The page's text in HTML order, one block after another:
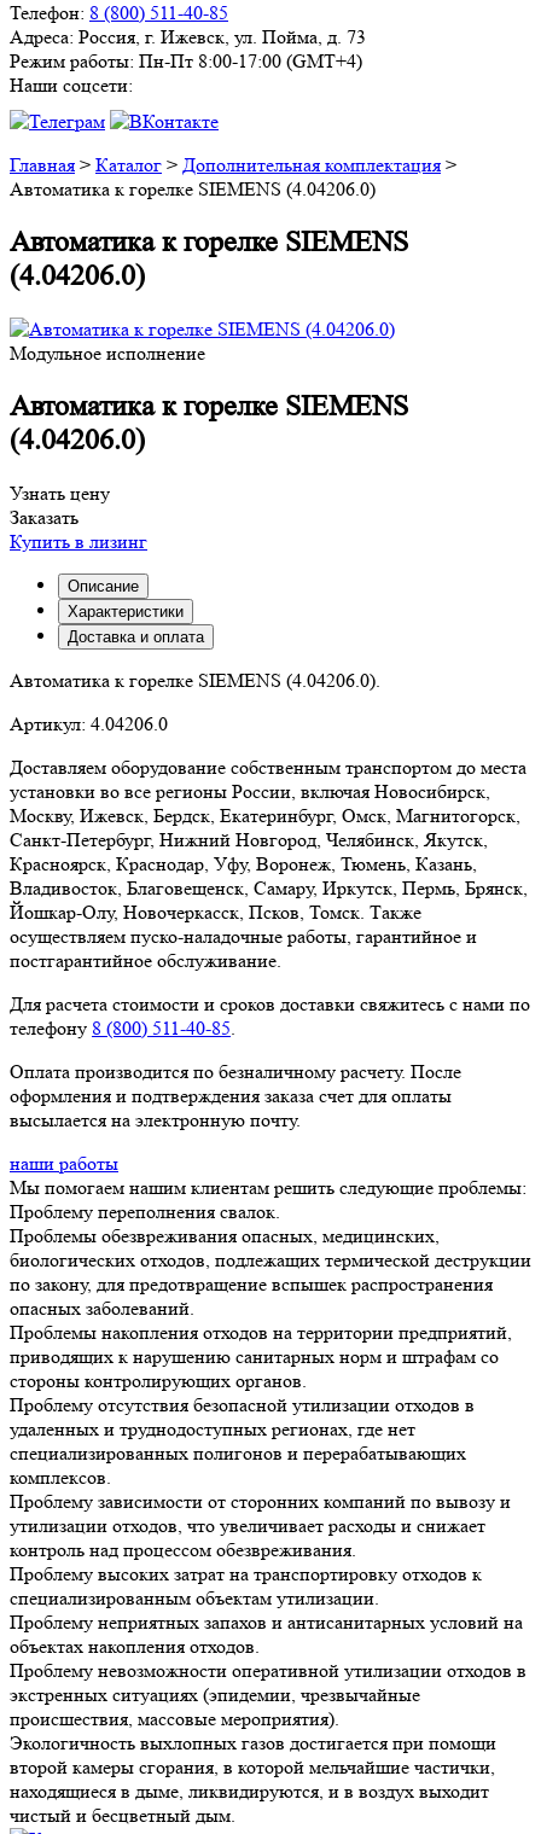
Телефон: 8 (800) 511-40-85
Адреса: Россия, г. Ижевск, ул. Пойма, д. 73
Режим работы: Пн-Пт 8:00-17:00 (GMT+4)
Наши соцсети:
Главная > Каталог > Дополнительная комплектация >
Автоматика к горелке SIEMENS (4.04206.0)
Автоматика к горелке SIEMENS
(4.04206.0)
Модульное исполнение
Автоматика к горелке SIEMENS
(4.04206.0)
Узнать цену
Заказать
Купить в лизинг
Описание
Характеристики
Доставка и оплата
Автоматика к горелке SIEMENS (4.04206.0).
Артикул: 4.04206.0
Доставляем оборудование собственным транспортом до места
установки во все регионы России, включая Новосибирск,
Москву, Ижевск, Бердск, Екатеринбург, Омск, Магнитогорск,
Санкт-Петербург, Нижний Новгород, Челябинск, Якутск,
Красноярск, Краснодар, Уфу, Воронеж, Тюмень, Казань,
Владивосток, Благовещенск, Самару, Иркутск, Пермь, Брянск,
Йошкар-Олу, Новочеркасск, Псков, Томск. Также
осуществляем пуско-наладочные работы, гарантийное и
постгарантийное обслуживание.
Для расчета стоимости и сроков доставки свяжитесь с нами по
телефону 8 (800) 511-40-85
Оплата производится по безналичному расчету. После
оформления и подтверждения заказа счет для оплаты
высылается на электронную почту.
наши работы
Мы помогаем нашим клиентам решить следующие проблемы:
Проблему переполнения свалок.
Проблемы обезвреживания опасных, медицинских,
биологических отходов, подлежащих термической деструкции
по закону, для предотвращение вспышек распространения
опасных заболеваний.
Проблемы накопления отходов на территории предприятий,
приводящих к нарушению санитарных норм и штрафам со
стороны контролирующих органов.
Проблему отсутствия безопасной утилизации отходов в
удаленных и труднодоступных регионах, где нет
специализированных полигонов и перерабатывающих
комплексов.
Проблему зависимости от сторонних компаний по вывозу и
утилизации отходов, что увеличивает расходы и снижает
контроль над процессом обезвреживания.
Проблему высоких затрат на транспортировку отходов к
специализированным объектам утилизации.
Проблему неприятных запахов и антисанитарных условий на
объектах накопления отходов.
Проблему невозможности оперативной утилизации отходов в
экстренных ситуациях (эпидемии, чрезвычайные
происшествия, массовые мероприятия).
Экологичность выхлопных газов достигается при помощи
второй камеры сгорания, в которой мельчайшие частички,
находящиеся в дыме, ликвидируются, и в воздух выходит
чистый и бесцветный дым.